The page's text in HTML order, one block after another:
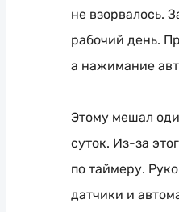
не взорвалось.
рабочий день.
а нажимание
Этому мешал
суток. Из-за
по таймеру.
датчики и